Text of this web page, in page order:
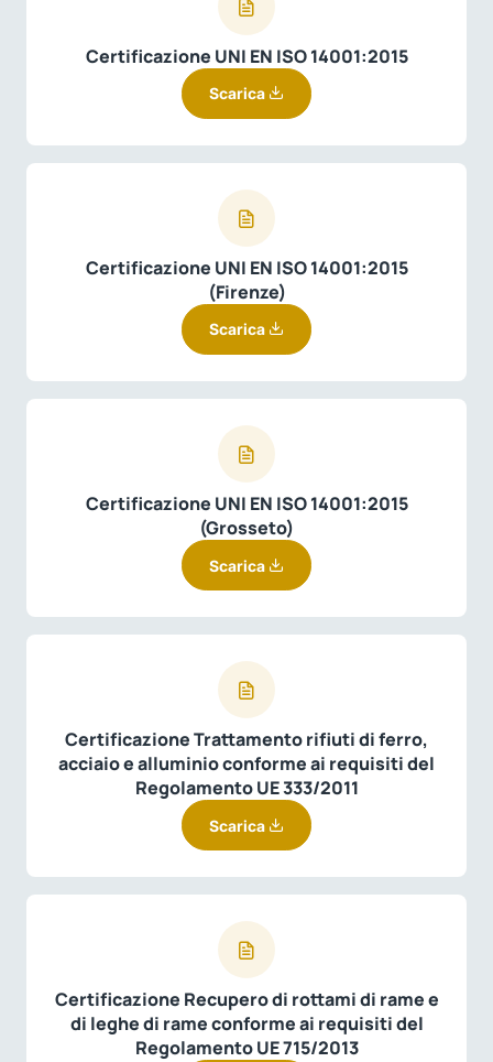
Certificazione UNI EN ISO 14001:2015
Scarica
Certificazione UNI EN ISO 14001:2015
(Firenze)
Scarica
Certificazione UNI EN ISO 14001:2015
(Grosseto)
Scarica
Certificazione Trattamento rifiuti di ferro,
acciaio e alluminio conforme ai requisiti del
Regolamento UE 333/2011
Scarica
Certificazione Recupero di rottami di rame e
di leghe di rame conforme ai requisiti del
Regolamento UE 715/2013